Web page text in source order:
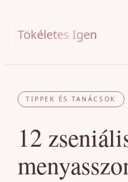
Tökéletes Igen
TIPPEK ÉS TANÁCSOK
12